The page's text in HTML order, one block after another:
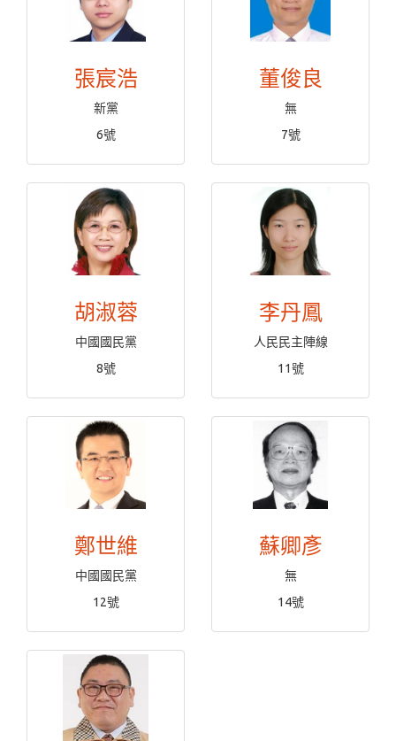
張宸浩
新黨
6號
董俊良
無
7號
胡淑蓉
中國國民黨
8號
李丹鳳
人民民主陣線
11號
鄭世維
中國國民黨
12號
蘇卿彥
無
14號